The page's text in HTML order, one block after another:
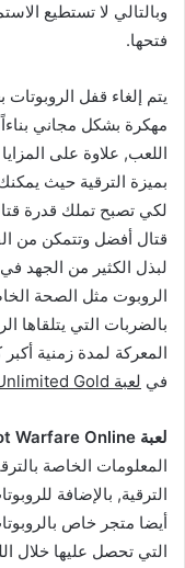
وبالتالي لا تستطيع
فتحها.
مهكرة بشكل مجاني
اللعب, علاوة على
بميزة الترقية حيث
لكي تصبح تملك قدرة
قتال أفضل وتتمكن من
لبذل الكثير من الجهد
الروبوت مثل الصحة
بالضربات التي يتلقاها
المعركة لمدة زمنية
في لعبة Robots Warfare Unlimited Gold.
لعبة Robot Warfare Online مهكرة للاندرويد
المعلومات الخاصة
الترقية, بالإضافة
أيضا متجر خاص
التي تحصل عليها خلال